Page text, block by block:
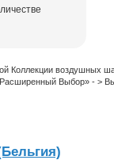
Коллекции воздушных
Выбор» - >